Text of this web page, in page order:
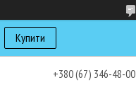
Купити
+380 (67) 346-48-00